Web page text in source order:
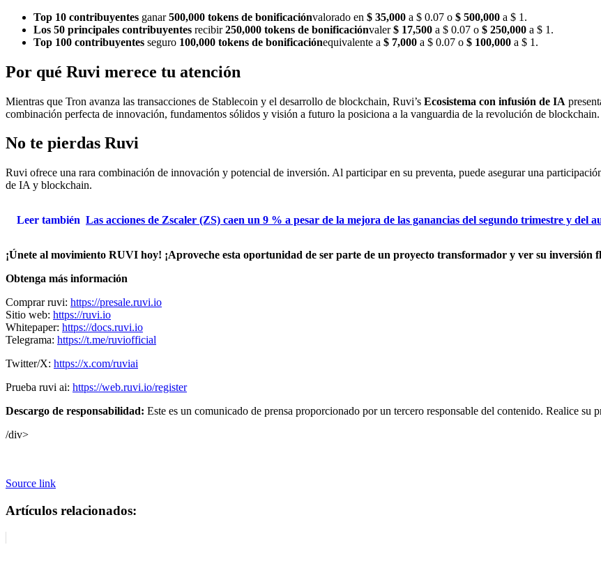
Top 10 contribuyentes ganar500,000 tokens de bonificaciónvalorado en $ 35,000 a $ 0.07 o $ 500,000 a $ 1.
Los 50 principales contribuyentes recibir250,000 tokens de bonificaciónvaler$ 17,500 a $ 0.07 o $ 250,000 a $ 1.
Top 100 contribuyentes seguro 100,000 tokens de bonificaciónequivalente a $ 7,000 a $ 0.07 o $ 100,000 a $ 1.
Por qué Ruvi merece tu atención
Mientras que Tron avanza las transacciones de Stablecoin y el desarrollo de blockchain, Ruvi’s Ecosistema con infusión de IA
combinación perfecta de innovación, fundamentos sólidos y visión a futuro la posiciona a la vanguardia de la revolución de blockchain.
No te pierdas Ruvi
Ruvi ofrece una rara combinación de innovación y potencial de inversión. Al participar en su preventa, puede asegurar una
de IA y blockchain.
Leer también Las acciones de Zscaler (ZS) caen un 9 % a pesar de la mejora de las ganancias del segundo trimestre y del
¡Únete al movimiento RUVI hoy! ¡Aproveche esta oportunidad de ser parte de un proyecto transformador y ver su inversión
Obtenga más información
Comprar ruvi: https://presale.ruvi.io
Sitio web: https://ruvi.io
Whitepaper: https://docs.ruvi.io
Telegrama: https://t.me/ruviofficial
Twitter/X: https://x.com/ruviai
Prueba ruvi ai: https://web.ruvi.io/register
Descargo de responsabilidad: Este es un comunicado de prensa proporcionado por un tercero responsable del contenido. Realice
/div>
Source link
Artículos relacionados: